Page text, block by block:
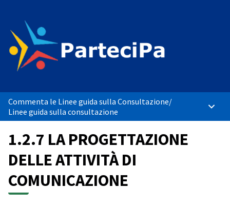
Commenta le Linee guida sulla Consultazione/
Linee guida sulla consultazione
1.2.7 LA PROGETTAZIONE
DELLE ATTIVITÀ DI
COMUNICAZIONE